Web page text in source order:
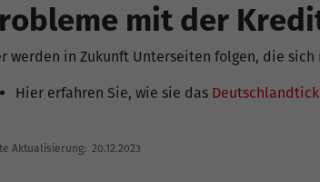
mit der
werden in Zukunft Unterseiten folgen, die
Hier erfahren Sie, wie sie das
Aktualisierung: 20.12.2023